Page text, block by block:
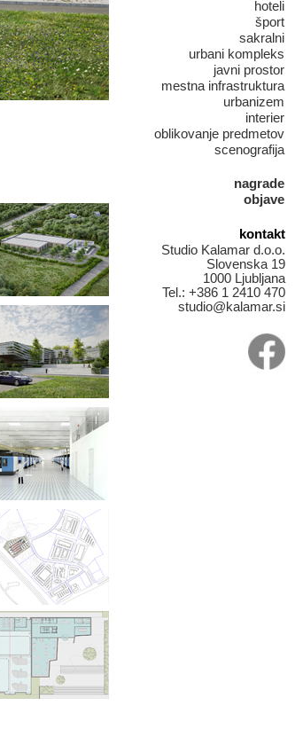
hoteli
šport
sakralni
urbani kompleks
javni prostor
mestna infrastruktura
urbanizem
interier
oblikovanje predmetov
scenografija
nagrade
objave
kontakt
Studio Kalamar d.o.o.
Slovenska 19
1000 Ljubljana
Tel.: +386 1 2410 470
studio@kalamar.si